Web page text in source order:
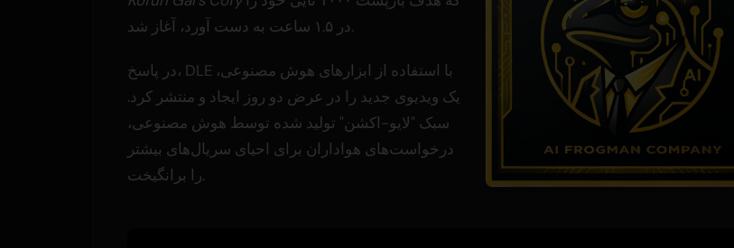
در ۱.۵ ساعت به دست آورد، آغاز شد.
در پاسخ، DLE با استفاده از ابزارهای هوش مصنوعی،
یک ویدیوی جدید را در عرض دو روز ایجاد و منتشر کرد.
سبک "لایو-اکشن" تولید شده توسط هوش مصنوعی،
درخواست‌های هواداران برای احیای سریال‌های بیشتر
را برانگیخت.